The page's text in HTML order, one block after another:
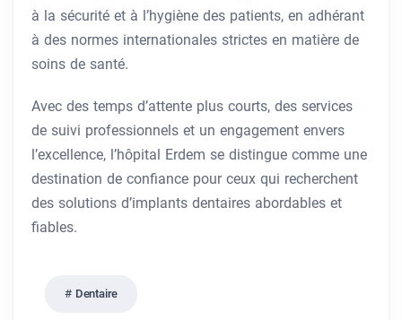
à la sécurité et à l’hygiène des patients, en adhérant
à des normes internationales strictes en matière de
soins de santé.
Avec des temps d’attente plus courts, des services
de suivi professionnels et un engagement envers
l’excellence, l’hôpital Erdem se distingue comme une
destination de confiance pour ceux qui recherchent
des solutions d’implants dentaires abordables et
fiables.
Dentaire